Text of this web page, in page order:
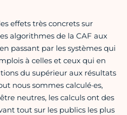
effets très concrets sur
algorithmes de la CAF aux
passant par les systèmes qui
à celles et ceux qui en
du supérieur aux résultats
nous sommes calculé·es,
neutres, les calculs ont des
tout sur les publics les plus